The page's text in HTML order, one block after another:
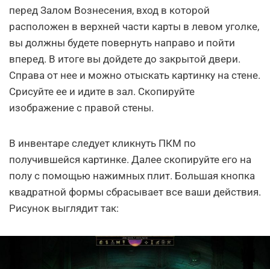
перед Залом Вознесения, вход в которой
расположен в верхней части карты в левом уголке,
вы должны будете повернуть направо и пойти
вперед. В итоге вы дойдете до закрытой двери.
Справа от нее и можно отыскать картинку на стене.
Срисуйте ее и идите в зал. Скопируйте
изображение с правой стены.
В инвентаре следует кликнуть ПКМ по
получившейся картинке. Далее скопируйте его на
полу с помощью нажимных плит. Большая кнопка
квадратной формы сбрасывает все ваши действия.
Рисунок выглядит так: